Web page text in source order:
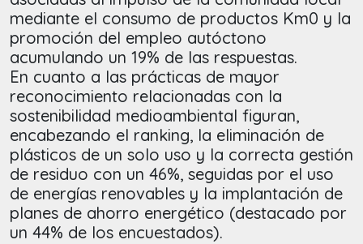
mediante el consumo de productos Km0 y la
promoción del empleo autóctono
acumulando un 19% de las respuestas.
En cuanto a las prácticas de mayor
reconocimiento relacionadas con la
sostenibilidad medioambiental figuran,
encabezando el ranking, la eliminación de
plásticos de un solo uso y la correcta gestión
de residuo con un 46%, seguidas por el uso
de energías renovables y la implantación de
planes de ahorro energético (destacado por
un 44% de los encuestados).